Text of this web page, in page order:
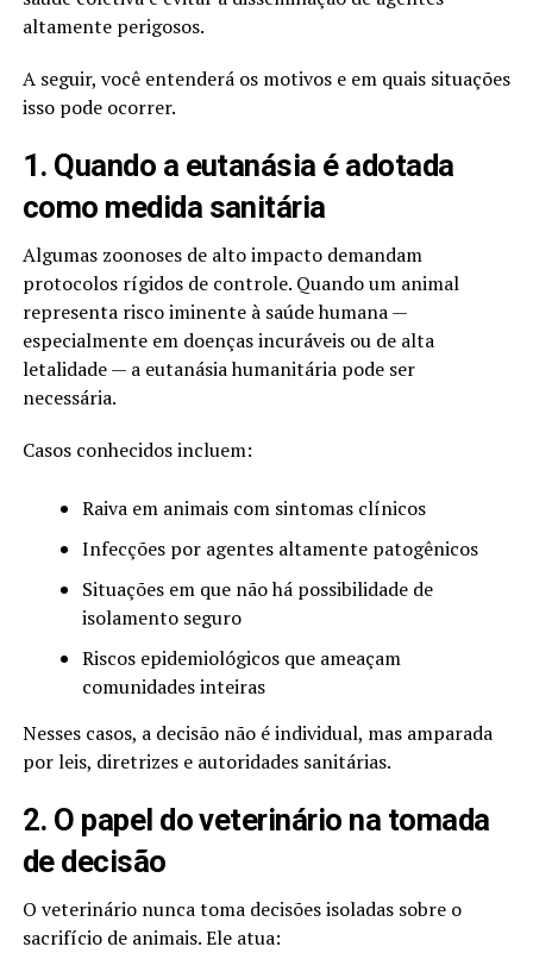
altamente perigosos.
A seguir, você entenderá os motivos e em quais situações
isso pode ocorrer.
1. Quando a eutanásia é adotada
como medida sanitária
Algumas zoonoses de alto impacto demandam
protocolos rígidos de controle. Quando um animal
representa risco iminente à saúde humana —
especialmente em doenças incuráveis ou de alta
letalidade — a eutanásia humanitária pode ser
necessária.
Casos conhecidos incluem:
Raiva em animais com sintomas clínicos
Infecções por agentes altamente patogênicos
Situações em que não há possibilidade de
isolamento seguro
Riscos epidemiológicos que ameaçam
comunidades inteiras
Nesses casos, a decisão não é individual, mas amparada
por leis, diretrizes e autoridades sanitárias.
2. O papel do veterinário na tomada
de decisão
O veterinário nunca toma decisões isoladas sobre o
sacrifício de animais. Ele atua: